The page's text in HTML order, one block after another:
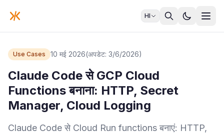
HI
Use Cases 10 मई 2026(अपडेट: 3/6/2026)
Claude Code से GCP Cloud
Functions बनाना: HTTP, Secret
Manager, Cloud Logging
Claude Code से Cloud Run functions बनाएं: HTTP,